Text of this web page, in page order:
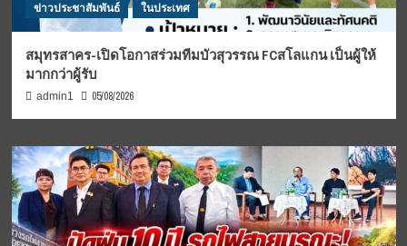
ข่าวประชาสัมพันธ์ ในประเทศ
สมุทรสาคร-เปิดโอกาสร่วมทีมบัวสุวรรณ FCสโลแกน เป็นผู้ให้
มากกว่าผู้รับ
admin1 05/08/2026